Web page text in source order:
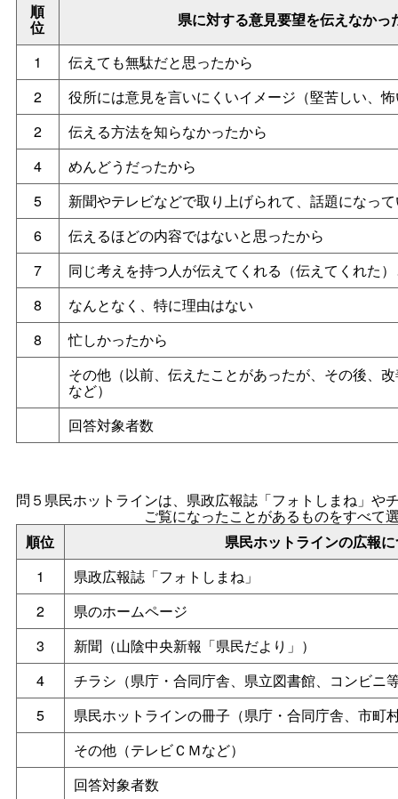
順
位 県に対する意見要望を伝えなかっ
1
伝えても無駄だと思ったから
2
役所には意見を言いにくいイメージ（堅苦しい、
2
伝える方法を知らなかったから
4
めんどうだったから
5
新聞やテレビなどで取り上げられて、話題になっ
6
伝えるほどの内容ではないと思ったから
7
同じ考えを持つ人が伝えてくれる（伝えてくれた
8
なんとなく、特に理由はない
8
忙しかったから
その他（以前、伝えたことがあったが、その後、
など）
回答対象者数
問５県民ホットラインは、県政広報誌「フォトしまね」や
ご覧になったことがあるものをすべて
順位
県民ホットラインの広報
1
県政広報誌「フォトしまね」
2
県のホームページ
3
新聞（山陰中央新報「県民だより」）
4
チラシ（県庁・合同庁舎、県立図書館、コンビニ
5
県民ホットラインの冊子（県庁・合同庁舎、市町
その他（テレビＣＭなど）
回答対象者数